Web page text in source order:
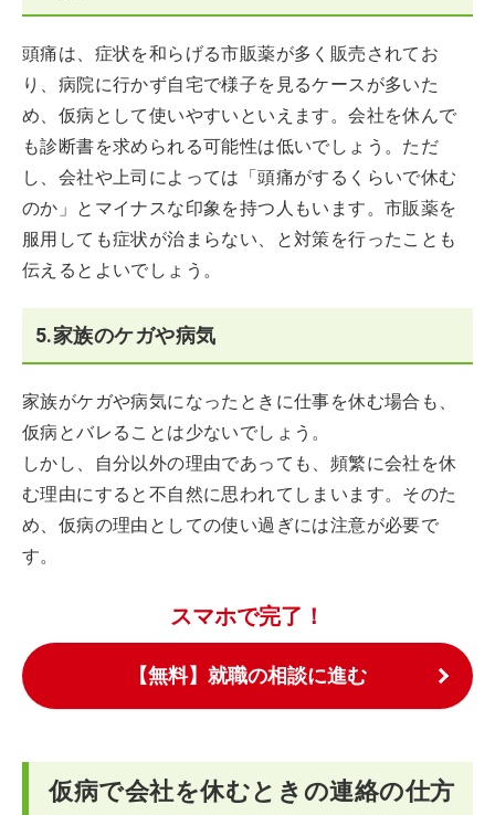
頭痛は、症状を和らげる市販薬が多く販売されてお
り、病院に行かず自宅で様子を見るケースが多いた
め、仮病として使いやすいといえます。会社を休んで
も診断書を求められる可能性は低いでしょう。ただ
し、会社や上司によっては「頭痛がするくらいで休む
のか」とマイナスな印象を持つ人もいます。市販薬を
服用しても症状が治まらない、と対策を行ったことも
伝えるとよいでしょう。
5.家族のケガや病気
家族がケガや病気になったときに仕事を休む場合も、
仮病とバレることは少ないでしょう。
しかし、自分以外の理由であっても、頻繁に会社を休
む理由にすると不自然に思われてしまいます。そのた
め、仮病の理由としての使い過ぎには注意が必要で
す。
スマホで完了！
【無料】就職の相談に進む
仮病で会社を休むときの連絡の仕方